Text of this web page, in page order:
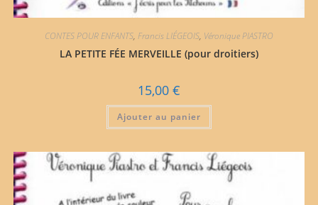
CONTES POUR ENFANTS, Francis LIÉGEOIS, Véronique PIASTRO
LA PETITE FÉE MERVEILLE (pour droitiers)
15,00 €
Ajouter au panier